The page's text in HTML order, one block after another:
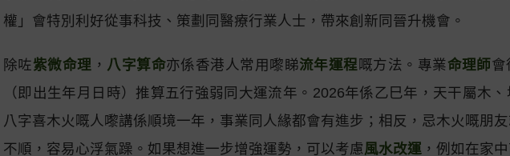
權」會特別利好從事科技、策劃同醫療行業人士，帶來創新同晉升機會。
除咗紫微命理 ， 八字算命亦係香港人常用嚟睇流年運程嘅方法。專業命理師會
（即出生年月日時）推算五行強弱同大運流年。2026年係乙巳年，天干屬木
八字喜木火嘅人嚟講係順境一年，事業同人緣都會有進步；相反，忌木火嘅朋
不順，容易心浮氣躁。如果想進一步增強運勢，可以考慮風水改運 ，例如在家